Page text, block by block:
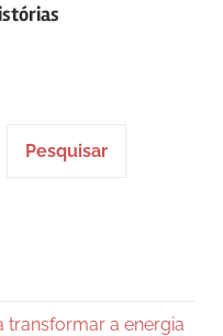
Pesquisar
transformar a energia